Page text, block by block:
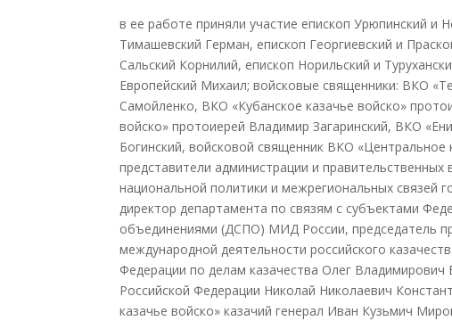
в ее работе приняли участие епископ Урюпинский и
Тимашевский Герман, епископ Георгиевский и
Сальский Корнилий, епископ Норильский и
Европейский Михаил; войсковые священники: ВКО
Самойленко, ВКО «Кубанское казачье войско»
войско» протоиерей Владимир Загаринский, ВКО
Богинский, войсковой священник ВКО «Центральное
представители администрации и правительственных
национальной политики и межрегиональных связей
директор департамента по связям с субъектами
объединениями (ДСПО) МИД России, председатель
международной деятельности российского
Федерации по делам казачества Олег Владимирович
Российской Федерации Николай Николаевич
казачье войско» казачий генерал Иван Кузьмич